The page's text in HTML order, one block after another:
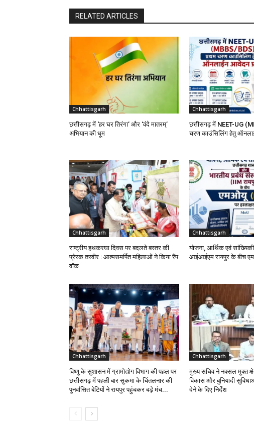
RELATED ARTICLES
Chhattisgarh
छत्तीसगढ़ में ‘हर घर तिरंगा’ और ‘वंदे मातरम्’
अभियान की धूम
Chhattisgarh
छत्तीसगढ़ में NEET-UG
चरण काउंसिलिंग हेतु
Chhattisgarh
राष्ट्रीय हथकरघा दिवस पर बदलते बस्तर की
प्रेरक तस्वीर : आत्मसमर्पित महिलाओं ने किया रैंप
वॉक
Chhattisgarh
योजना, आर्थिक एवं
आईआईएम रायपुर के बीच
Chhattisgarh
विष्णु के सुशासन में ग्रामोद्योग विभाग की पहल पर
छत्तीसगढ़ में पहली बार सुकमा के चिंतलनार की
पुनर्वासित बेटियों ने रायपुर पहुंचकर बड़े मंच...
Chhattisgarh
मुख्य सचिव ने नक्सल मुक्त
विकास और बुनियादी
देने के दिए निर्देश